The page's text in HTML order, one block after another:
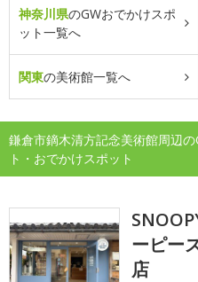
神奈川県のGWおでかけスポ
ット一覧へ
関東の美術館一覧へ
鎌倉市鏑木清方記念美術館周辺
ト・おでかけスポット
ーピー
店